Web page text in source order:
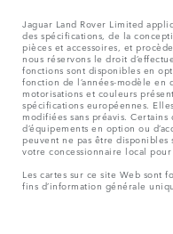
Jaguar Land Rover Limited
des spécifications, de la
pièces et accessoires, et
nous réservons le droit
fonctions sont disponibles en
fonction de l’années-modèle en
motorisations et couleurs
spécifications européennes.
modifiées sans préavis.
d’équipements en option ou
peuvent ne pas être
votre concessionnaire local
Les cartes sur ce site Web sont
fins d’information générale